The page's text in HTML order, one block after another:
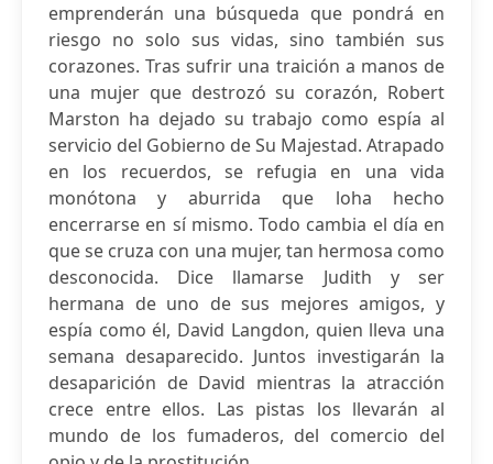
emprenderán una búsqueda que pondrá en
riesgo no solo sus vidas, sino también sus
corazones. Tras sufrir una traición a manos de
una mujer que destrozó su corazón, Robert
Marston ha dejado su trabajo como espía al
servicio del Gobierno de Su Majestad. Atrapado
en los recuerdos, se refugia en una vida
monótona y aburrida que loha hecho
encerrarse en sí mismo. Todo cambia el día en
que se cruza con una mujer, tan hermosa como
desconocida. Dice llamarse Judith y ser
hermana de uno de sus mejores amigos, y
espía como él, David Langdon, quien lleva una
semana desaparecido. Juntos investigarán la
desaparición de David mientras la atracción
crece entre ellos. Las pistas los llevarán al
mundo de los fumaderos, del comercio del